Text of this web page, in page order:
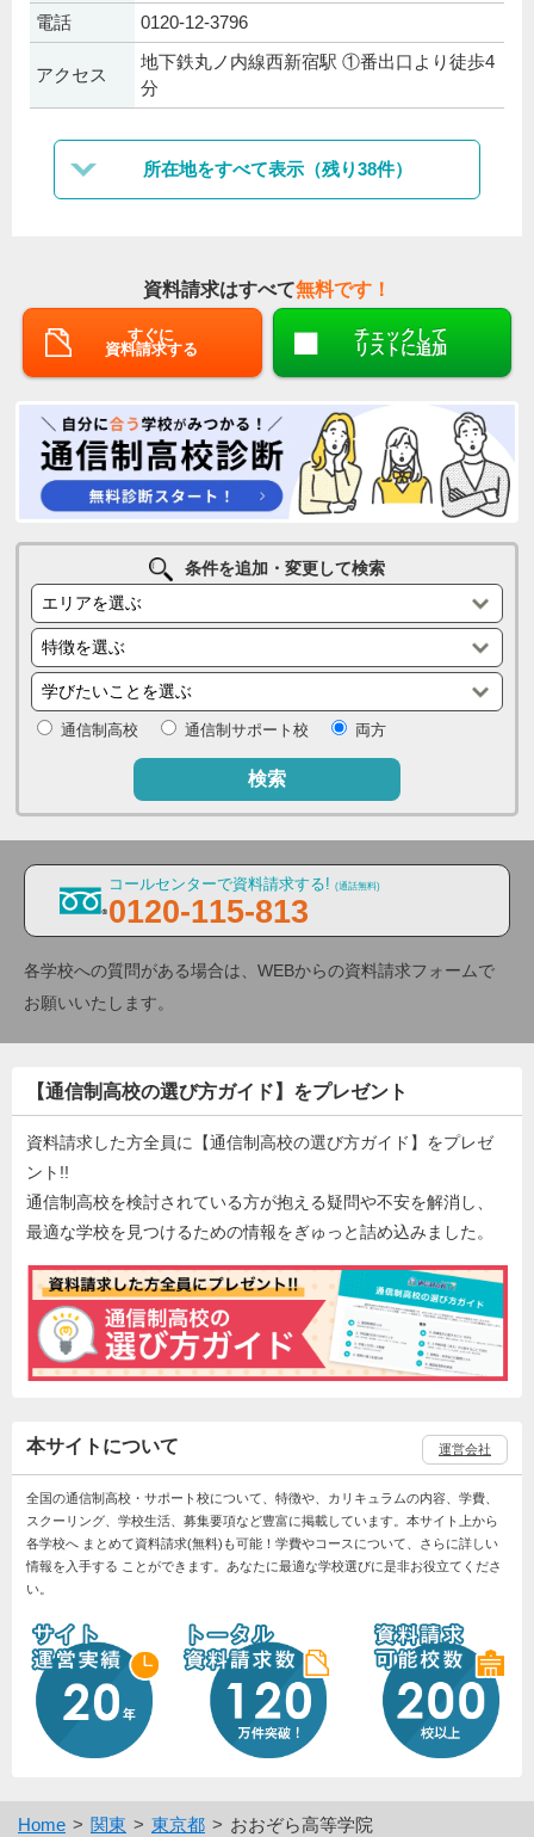
電話 0120-12-3796
アクセス
地下鉄丸ノ内線西新宿駅 ①番出口より徒歩4
分
所在地をすべて表示（残り38件）
資料請求はすべて無料です！
すぐに
資料請求する
チェックして
リストに追加
条件を追加・変更して検索
通信制高校 通信制サポート校 両方
検索
コールセンターで資料請求する! (通話無料)
0120-115-813
各学校への質問がある場合は、WEBからの資料請求フォームで
お願いいたします。
【通信制高校の選び方ガイド】をプレゼント
資料請求した方全員に【通信制高校の選び方ガイド】をプレゼ
ント!!
通信制高校を検討されている方が抱える疑問や不安を解消し、
最適な学校を見つけるための情報をぎゅっと詰め込みました。
本サイトについて 運営会社
全国の通信制高校・サポート校について、特徴や、カリキュラムの内容、学費、
スクーリング、学校生活、募集要項など豊富に掲載しています。本サイト上から
各学校へ まとめて資料請求(無料)も可能！学費やコースについて、さらに詳しい
情報を入手する ことができます。あなたに最適な学校選びに是非お役立てくださ
い。
Home 関東 東京都 おおぞら高等学院